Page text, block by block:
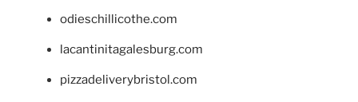
odieschillicothe.com
lacantinitagalesburg.com
pizzadeliverybristol.com